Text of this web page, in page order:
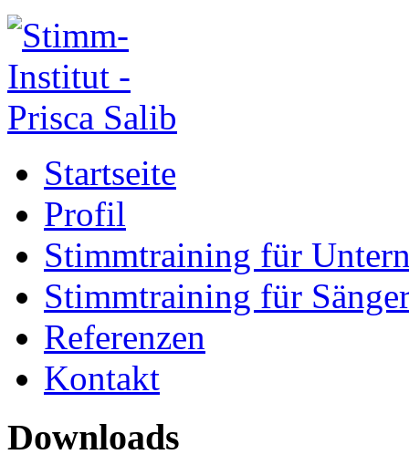
Startseite
Profil
Stimmtraining für
Stimmtraining für
Referenzen
Kontakt
Downloads